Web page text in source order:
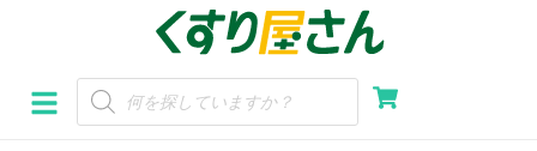
ン
テ